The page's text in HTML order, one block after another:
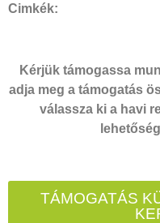
Cimkék:
Kérjük támogassa
adja meg a támogatás
válassza ki a havi
TÁMOGATÁS